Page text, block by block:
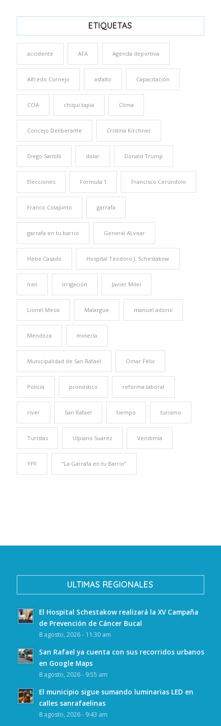
ETIQUETAS
accidente AFA Agenda deportiva
Alfredo Cornejo asfalto Capacitación
CCIA chiqui tapia Clima
Concejo Deliberante Cristina Kirchner
Diego Santilli dolar Donald Trump
Elecciones Formula 1 Francisco Cerúndolo
Franco Colapinto garrafa
garrafa en tu barrio General ALvear
Hebe Casado Hospital Teodoro J. Schestakow
Iran Irrigación Javier Milei
Lionel Messi Malargüe manuel adorni
Mendoza minería
Municipalidad de San Rafael Omar Félix
Policía pronóstico reforma laboral
river San Rafael tiempo turismo
Turistas Ulpiano Suarez Vendimia
YPF “La Garrafa en tu Barrio”
ULTIMAS REGIONALES
El Hospital Schestakow realizará la XV Campaña
de Prevención de Cáncer Bucal
8 agosto, 2026 - 11:30 am
San Rafael ya cuenta con sus recorridos urbanos
en Google Maps
8 agosto, 2026 - 9:55 am
El municipio sigue sumando luminarias LED en
calles sanrafaelinas
8 agosto, 2026 - 9:43 am